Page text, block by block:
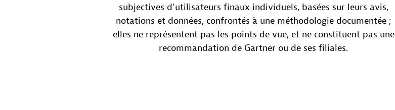
subjectives d’utilisateurs finaux individuels, basées sur leurs avis,
notations et données, confrontés à une méthodologie documentée ;
elles ne représentent pas les points de vue, et ne constituent pas une
recommandation de Gartner ou de ses filiales.